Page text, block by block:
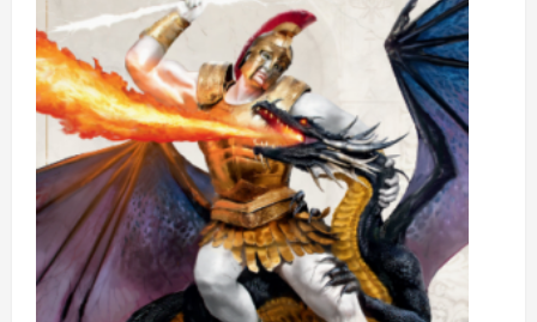
i
koniec
niewinności